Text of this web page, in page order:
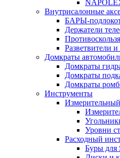
Внутрисалонные
БАРЫ-
Держатели
Разветвители
Домкраты
Домкраты
Домкраты
Домкраты
Инструменты
Уровни
Расходный
Буры для